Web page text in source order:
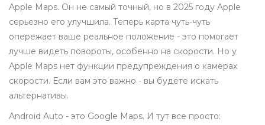
Apple Maps. Он не самый точный, но в 2025 году Apple
серьезно его улучшила. Теперь карта чуть-чуть
опережает ваше реальное положение - это помогает
лучше видеть повороты, особенно на скорости. Но у
Apple Maps нет функции предупреждения о камерах
скорости. Если вам это важно - вы будете искать
альтернативы.
Android Auto - это Google Maps. И тут все просто: